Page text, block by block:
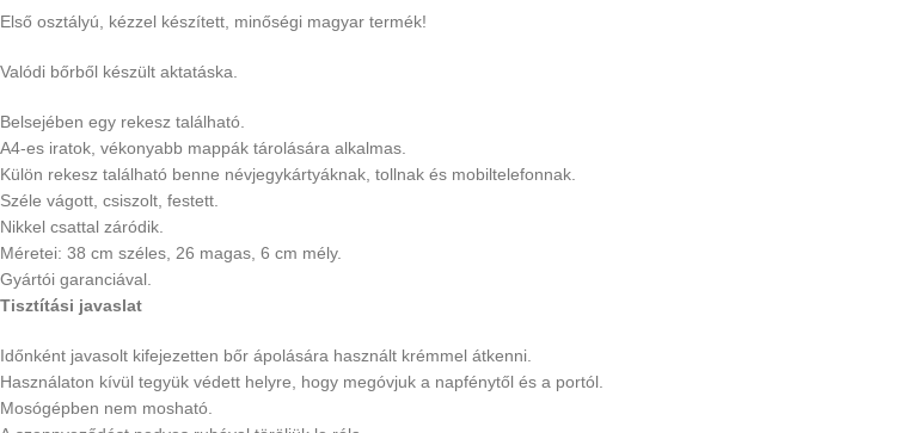
Első osztályú, kézzel készített, minőségi magyar termék!
Valódi bőrből készült aktatáska.
Belsejében egy rekesz található.
A4-es iratok, vékonyabb mappák tárolására alkalmas.
Külön rekesz található benne névjegykártyáknak, tollnak és mobiltelefonnak.
Széle vágott, csiszolt, festett.
Nikkel csattal záródik.
Méretei: 38 cm széles, 26 magas, 6 cm mély.
Gyártói garanciával.
Tisztítási javaslat
Időnként javasolt kifejezetten bőr ápolására használt krémmel átkenni.
Használaton kívül tegyük védett helyre, hogy megóvjuk a napfénytől és a portól.
Mosógépben nem mosható.